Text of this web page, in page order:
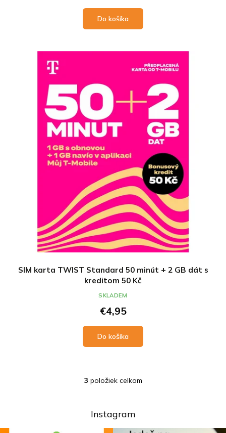
Do košíka
SIM karta TWIST Standard 50 minút + 2 GB dát s
kreditom 50 Kč
€4,95
Do košíka
SKLADEM
O
á
d
3 položiek celkom
Instagram